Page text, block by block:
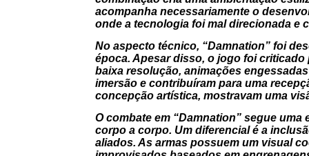
acompanha necessariamente o
onde a tecnologia foi mal direcionada e
No aspecto técnico, “Damnation” foi
época. Apesar disso, o jogo foi
baixa resolução, animações
imersão e contribuíram para uma
concepção artística, mostravam uma
O combate em “Damnation” segue
corpo a corpo. Um diferencial é a
aliados. As armas possuem um visual